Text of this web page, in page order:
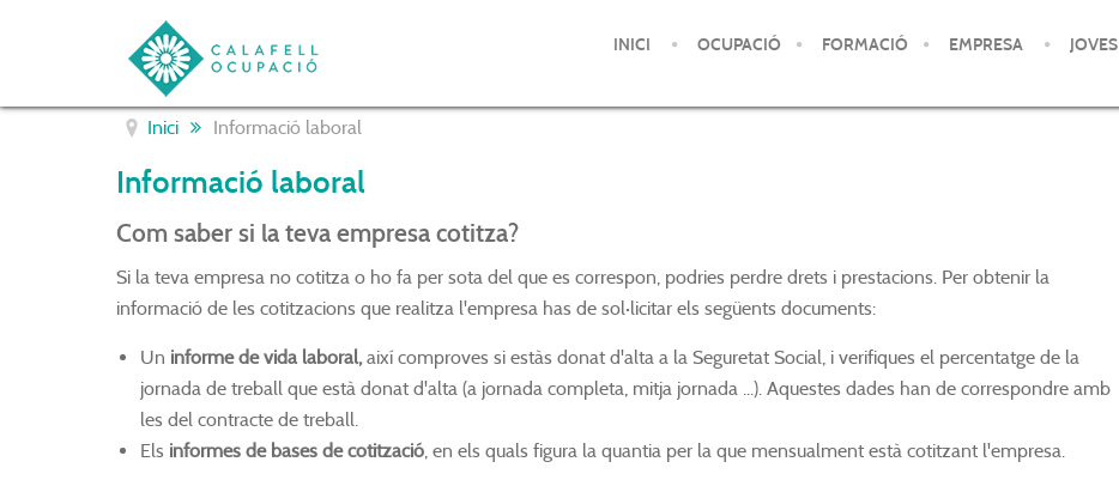
INICI OCUPACIÓ FORMACIÓ EMPRESA JOVES
Inici Informació laboral
Informació laboral
Com saber si la teva empresa cotitza?
Si la teva empresa no cotitza o ho fa per sota del que es correspon, podries perdre drets i prestacions. Per obtenir la
informació de les cotitzacions que realitza l'empresa has de sol·licitar els següents documents:
Un informe de vida laboral,així comproves si estàs donat d'alta a la Seguretat Social, i verifiques el percentatge de la
jornada de treball que està donat d'alta (a jornada completa, mitja jornada ...). Aquestes dades han de correspondre amb
les del contracte de treball.
Els informes de bases de cotització, en els quals figura la quantia per la que mensualment està cotitzant l'empresa.